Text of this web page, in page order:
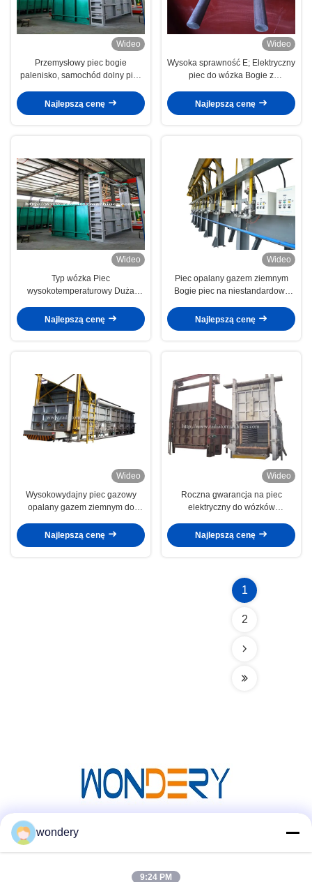
Wideo
Przemysłowy piec bogie
palenisko, samochód dolny piec
Najlepszą cenę
Wideo
Wysoka sprawność E; Elektryczny
piec do wózka Bogie z
Najlepszą cenę
Wideo
Typ wózka Piec
wysokotemperaturowy Duża
żeliwa
Najlepszą cenę
Wideo
Piec opalany gazem ziemnym
Bogie piec na niestandardowy
Najlepszą cenę
Wideo
Wysokowydajny piec gazowy
opalany gazem ziemnym do
Najlepszą cenę
Wideo
Roczna gwarancja na piec
elektryczny do wózków
Najlepszą cenę
1
2
wondery
9:24 PM